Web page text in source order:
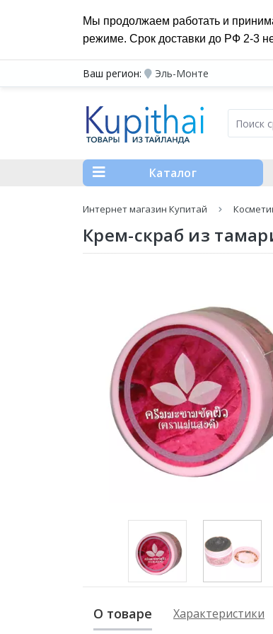
Мы продолжаем работать и
режиме. Срок доставки до РФ 2-3
Ваш регион: Эль-Монте
Каталог
Интернет магазин Купитай
Крем-скраб из
О товаре Характеристики